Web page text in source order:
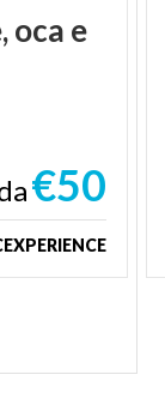
oca e
€50